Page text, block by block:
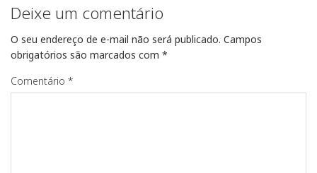
Deixe um comentário
O seu endereço de e-mail não será publicado. Campos
obrigatórios são marcados com *
Comentário *